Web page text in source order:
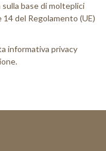
base di molteplici
del Regolamento (UE)
informativa privacy